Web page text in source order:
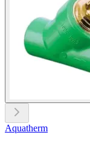
Aquatherm